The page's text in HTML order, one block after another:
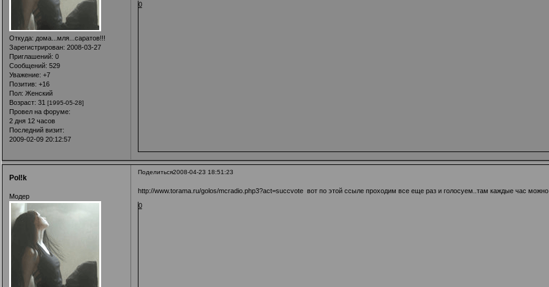
Откуда: дома...мля...саратов!!!
Зарегистрирован: 2008-03-27
Приглашений: 0
Сообщений: 529
Уважение: +7
Позитив: +16
Пол: Женский
Возраст: 31 [1995-05-28]
Провел на форуме:
2 дня 12 часов
Последний визит:
2009-02-09 20:12:57
0
Поделиться2008-04-23 18:51:23
Pol!k
Модер
http://www.torama.ru/golos/mcradio.php3?act=succvoteвот по этой ссыле проходим все еще раз и голосуем..там каждые час можно
0